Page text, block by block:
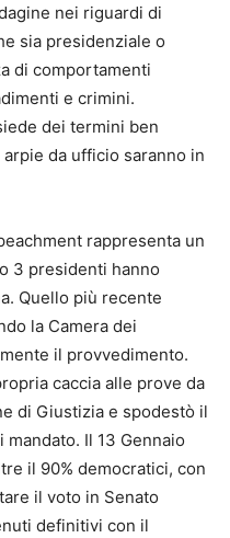
nei riguardi di
sia presidenziale o
di comportamenti
e crimini.
dei termini ben
da ufficio saranno in
rappresenta un
3 presidenti hanno
Quello più recente
la Camera dei
il provvedimento.
caccia alle prove da
di Giustizia e spodestò il
Il 13 Gennaio
il 90% democratici, con
il voto in Senato
definitivi con il